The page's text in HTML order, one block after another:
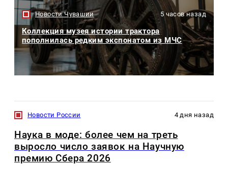
Новости Чувашии 5 часов назад
Коллекция музея истории трактора
пополнилась редким экспонатом из МЧС
Новости России 4 дня назад
Наука в моде: более чем на треть
выросло число заявок на Научную
премию Сбера 2026